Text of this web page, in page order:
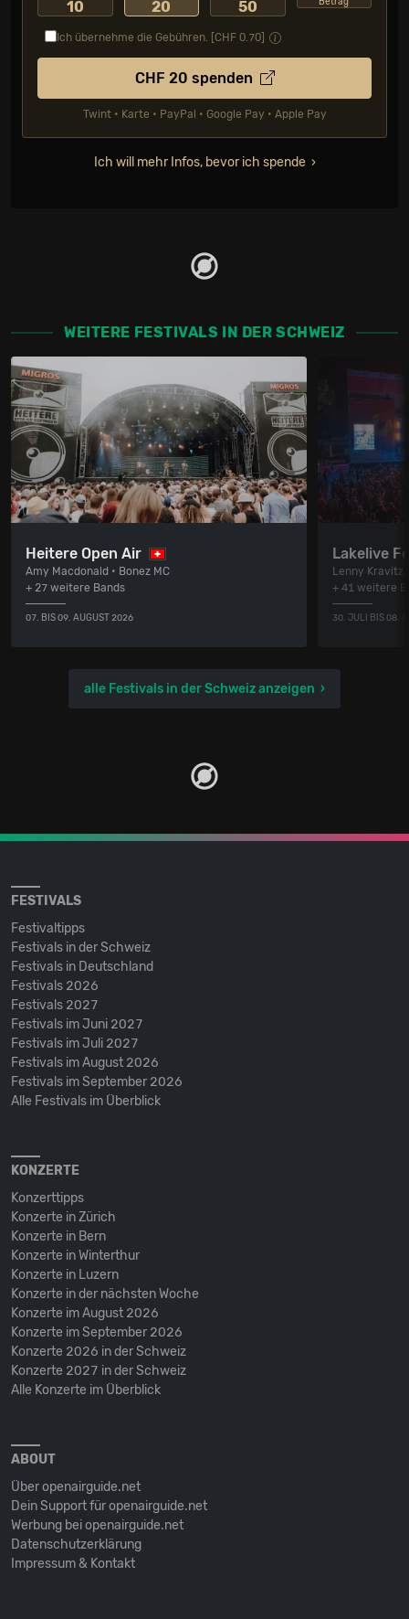
10 20 50
Ich übernehme die Gebühren. [CHF 0.70
CHF 20 spenden
Twint • Karte • PayPal • Google Pay • Apple Pay
Ich will mehr Infos, bevor ich spende
WEITERE FESTIVALS IN DER SCHWEIZ
Heitere Open Air
Amy Macdonald • Bonez MC
+ 27 weitere Bands
07. BIS 09. AUGUST 2026
Lakelive
Lenny Kravitz
+ 41 weitere
30. JULI BIS 08.
alle Festivals in der Schweiz anzeigen
FESTIVALS
Festivaltipps
Festivals in der Schweiz
Festivals in Deutschland
Festivals 2026
Festivals 2027
Festivals im Juni 2027
Festivals im Juli 2027
Festivals im August 2026
Festivals im September 2026
Alle Festivals im Überblick
KONZERTE
Konzerttipps
Konzerte in Zürich
Konzerte in Bern
Konzerte in Winterthur
Konzerte in Luzern
Konzerte in der nächsten Woche
Konzerte im August 2026
Konzerte im September 2026
Konzerte 2026 in der Schweiz
Konzerte 2027 in der Schweiz
Alle Konzerte im Überblick
ABOUT
Über openairguide.net
Dein Support für openairguide.net
Werbung bei openairguide.net
Datenschutz­erklärung
Impressum & Kontakt